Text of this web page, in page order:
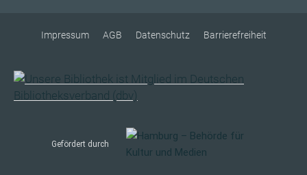
Impressum AGB Datenschutz Barrierefreiheit
Gefördert durch